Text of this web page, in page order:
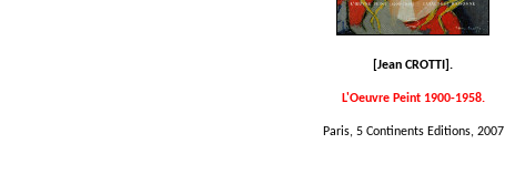
[Jean CROTTI].
L'Oeuvre Peint 1900-1958.
Paris, 5 Continents Editions, 2007